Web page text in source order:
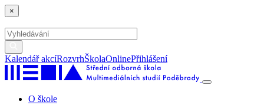
×
Kalendář akcíRozvrhŠkolaOnlinePřihlášení
O škole